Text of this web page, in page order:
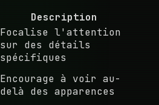
Description
Focalise l'attention
sur des détails
spécifiques
Encourage à voir au-
delà des apparences